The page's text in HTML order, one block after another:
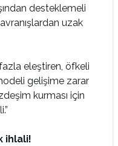
desteklemeli
uzak
eleştiren, öfkeli
gelişime zarar
kurması için
ihlali!